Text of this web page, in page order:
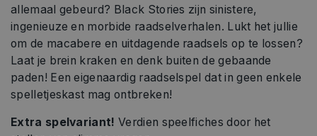
allemaal gebeurd? Black Stories zijn sinistere,
ingenieuze en morbide raadselverhalen. Lukt het jullie
om de macabere en uitda­gende raadsels op te lossen?
Laat je brein kraken en denk buiten de gebaande
paden! Een eigenaardig raadselspel dat in geen enkele
spelletjeskast mag ontbreken!
Extra spelvariant! Verdien speelfiches door het